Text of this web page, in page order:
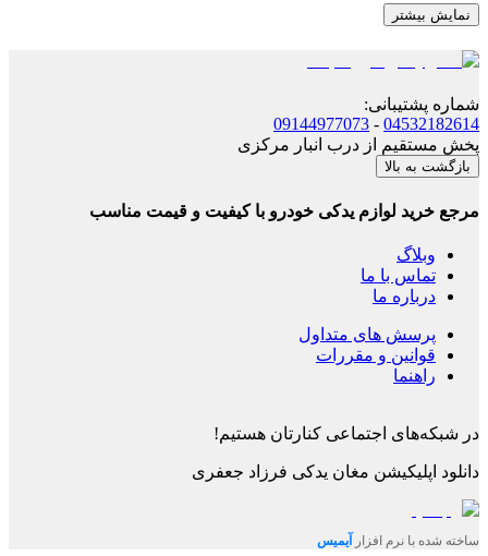
نمایش بیشتر
شماره پشتیبانی:
04532182614
-
09144977073
پخش مستقیم از درب انبار مرکزی
بازگشت به بالا
مرجع خرید لوازم یدکی خودرو با کیفیت و قیمت مناسب
وبلاگ
تماس با ما
درباره ما
پرسش های متداول
قوانین و مقررات
راهنما
در شبکه‌های اجتماعی کنارتان هستیم!
دانلود اپلیکیشن مغان یدکی فرزاد جعفری
ساخته شده با نرم افزار آیمیس